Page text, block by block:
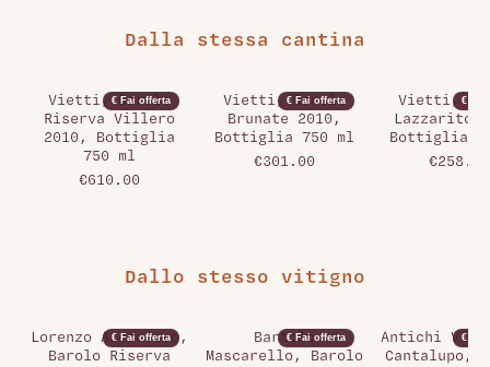
Dalla stessa cantina
€ Fai offerta
Vietti, Barolo
Riserva Villero
2010, Bottiglia
750 ml
€610.00
€ Fai offerta
Vietti, Barolo
Brunate 2010,
Bottiglia 750 ml
€301.00
€ Fai
Vietti,
Lazzarito
Bottiglia
€258.00
Dallo stesso vitigno
€ Fai offerta
Lorenzo Accomasso,
Barolo Riserva
€ Fai offerta
Bartolo
Mascarello, Barolo
€ Fai
Antichi
Cantalupo,